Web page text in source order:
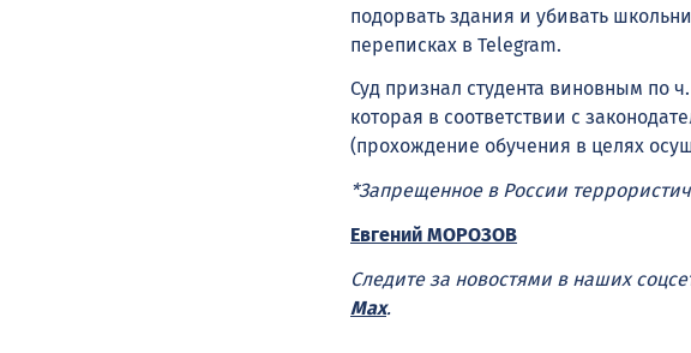
подорвать здания и убивать
переписках в Telegram.
Суд признал студента виновным по
которая в соответствии с
(прохождение обучения в целях
*Запрещенное в России
Евгений МОРОЗОВ
Следите за новостями в наших
Max.